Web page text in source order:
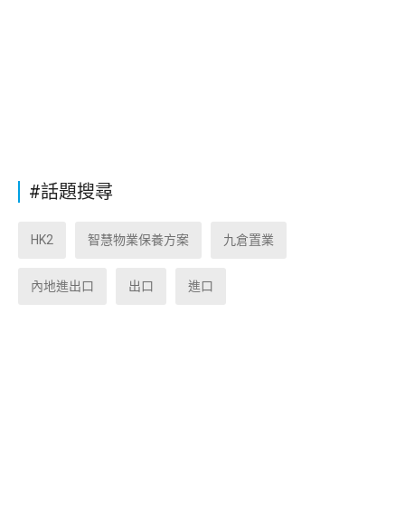
#話題搜尋
HK2 智慧物業保養方案 九倉置業
內地進出口 出口 進口